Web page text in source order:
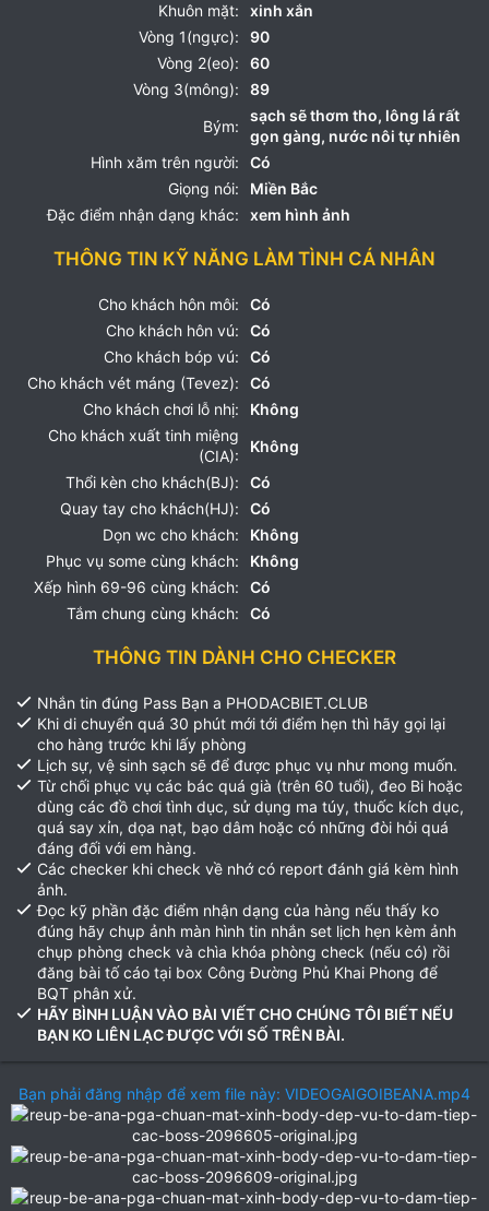
Khuôn mặt:
xinh xắn
Vòng 1(ngực):
90
Vòng 2(eo):
60
Vòng 3(mông):
89
Bým:
sạch sẽ thơm tho, lông lá rất
gọn gàng, nước nôi tự nhiên
Hình xăm trên người:
Có
Giọng nói:
Miền Bắc
Đặc điểm nhận dạng khác:
xem hình ảnh
THÔNG TIN KỸ NĂNG LÀM TÌNH CÁ NHÂN
Cho khách hôn môi:
Có
Cho khách hôn vú:
Có
Cho khách bóp vú:
Có
Cho khách vét máng (Tevez):
Có
Cho khách chơi lỗ nhị:
Không
Cho khách xuất tinh miệng
(CIA):
Không
Thổi kèn cho khách(BJ):
Có
Quay tay cho khách(HJ):
Có
Dọn wc cho khách:
Không
Phục vụ some cùng khách:
Không
Xếp hình 69-96 cùng khách:
Có
Tắm chung cùng khách:
Có
THÔNG TIN DÀNH CHO CHECKER
Nhắn tin đúng Pass Bạn a PHODACBIET.CLUB
Khi di chuyển quá 30 phút mới tới điểm hẹn thì hãy gọi lại
cho hàng trước khi lấy phòng
Lịch sự, vệ sinh sạch sẽ để được phục vụ như mong muốn.
Từ chối phục vụ các bác quá già (trên 60 tuổi), đeo Bi hoặc
dùng các đồ chơi tình dục, sử dụng ma túy, thuốc kích dục,
quá say xỉn, dọa nạt, bạo dâm hoặc có những đòi hỏi quá
đáng đối với em hàng.
Các checker khi check về nhớ có report đánh giá kèm hình
ảnh.
Đọc kỹ phần đặc điểm nhận dạng của hàng nếu thấy ko
đúng hãy chụp ảnh màn hình tin nhắn set lịch hẹn kèm ảnh
chụp phòng check và chìa khóa phòng check (nếu có) rồi
đăng bài tố cáo tại box Công Đường Phủ Khai Phong để
BQT phân xử.
HÃY BÌNH LUẬN VÀO BÀI VIẾT CHO CHÚNG TÔI BIẾT NẾU
BẠN KO LIÊN LẠC ĐƯỢC VỚI SỐ TRÊN BÀI.
Bạn phải đăng nhập để xem file này: VIDEOGAIGOIBEANA.mp4